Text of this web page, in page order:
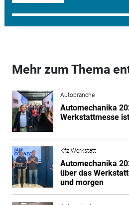
Mehr zum Thema
Autobranche
Automechanika
Werkstattmesse
Kfz-Werkstatt
Automechanika
über das
und morgen